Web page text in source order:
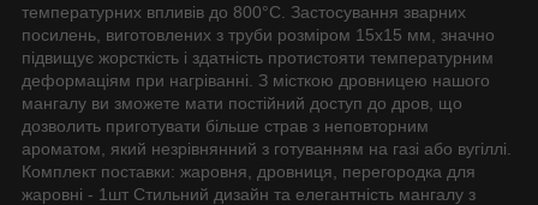
температурних впливів до 800°C. Застосування зварних
посилень, виготовлених з труби розміром 15х15 мм, значно
підвищує жорсткість і здатність протистояти температурним
деформаціям при нагріванні. З місткою дровницею нашого
мангалу ви зможете мати постійний доступ до дров, що
дозволить приготувати більше страв з неповторним
ароматом, який незрівнянний з готуванням на газі або вугіллі.
Комплект поставки: жаровня, дровниця, перегородка для
жаровні - 1шт Стильний дизайн та елегантність мангалу з